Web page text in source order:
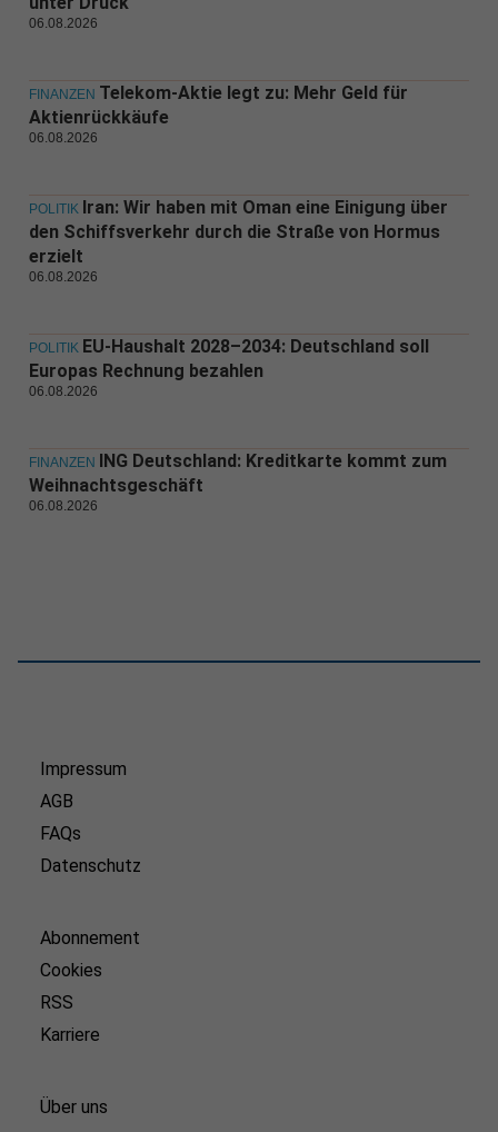
06.08.2026
FINANZEN Telekom-Aktie legt zu: Mehr Geld für
Aktienrückkäufe
06.08.2026
POLITIK Iran: Wir haben mit Oman eine Einigung über
den Schiffsverkehr durch die Straße von Hormus
erzielt
06.08.2026
POLITIK EU-Haushalt 2028–2034: Deutschland soll
Europas Rechnung bezahlen
06.08.2026
FINANZEN
ING Deutschland: Kreditkarte kommt zum
Weihnachtsgeschäft
06.08.2026
Impressum
AGB
FAQs
Datenschutz
Abonnement
Cookies
RSS
Karriere
Über uns